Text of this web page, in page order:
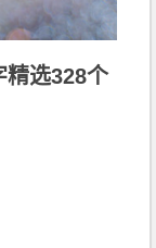
精选328个